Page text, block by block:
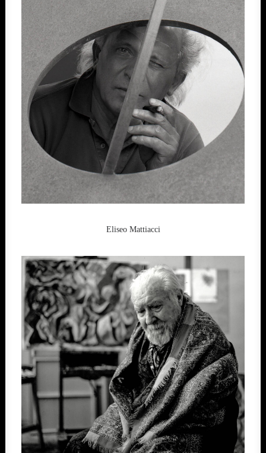
Eliseo Mattiacci